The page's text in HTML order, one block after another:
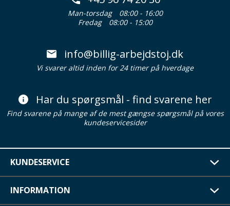
Man-torsdag
08:00 - 16:00
Fredag
08:00 - 15:00
info@billig-arbejdstoj.dk
Vi svarer altid inden for 24 timer på hverdage
Har du spørgsmål - find svarene her
Find svarene på mange af de mest gængse spørgsmål på vores
kundeservicesider
KUNDESERVICE
INFORMATION